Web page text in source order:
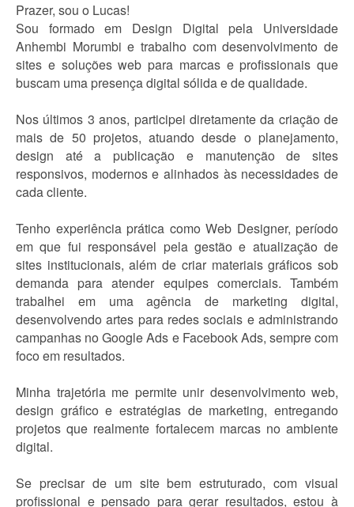
Prazer, sou o Lucas!
Sou formado em Design Digital pela Universidade
Anhembi Morumbi e trabalho com desenvolvimento de
sites e soluções web para marcas e profissionais que
buscam uma presença digital sólida e de qualidade.
Nos últimos 3 anos, participei diretamente da criação de
mais de 50 projetos, atuando desde o planejamento,
design até a publicação e manutenção de sites
responsivos, modernos e alinhados às necessidades de
cada cliente.
Tenho experiência prática como Web Designer, período
em que fui responsável pela gestão e atualização de
sites institucionais, além de criar materiais gráficos sob
demanda para atender equipes comerciais. Também
trabalhei em uma agência de marketing digital,
desenvolvendo artes para redes sociais e administrando
campanhas no Google Ads e Facebook Ads, sempre com
foco em resultados.
Minha trajetória me permite unir desenvolvimento web,
design gráfico e estratégias de marketing, entregando
projetos que realmente fortalecem marcas no ambiente
digital.
Se precisar de um site bem estruturado, com visual
profissional e pensado para gerar resultados, estou à